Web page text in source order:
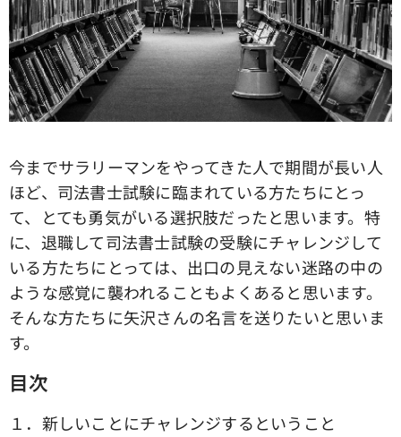
今までサラリーマンをやってきた人で期間が長い人
ほど、司法書士試験に臨まれている方たちにとっ
て、とても勇気がいる選択肢だったと思います。特
に、退職して司法書士試験の受験にチャレンジして
いる方たちにとっては、出口の見えない迷路の中の
ような感覚に襲われることもよくあると思います。
そんな方たちに矢沢さんの名言を送りたいと思いま
す。
目次
１．新しいことにチャレンジするということ